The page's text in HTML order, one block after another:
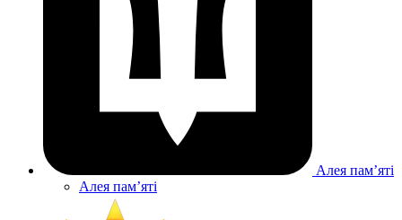
Алея памʼяті
Алея памʼяті